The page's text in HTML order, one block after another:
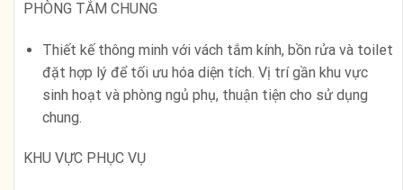
PHÒNG TẮM CHUNG
Thiết kế thông minh với vách tắm kính, bồn rửa và toilet
đặt hợp lý để tối ưu hóa diện tích. Vị trí gần khu vực
sinh hoạt và phòng ngủ phụ, thuận tiện cho sử dụng
chung.
KHU VỰC PHỤC VỤ